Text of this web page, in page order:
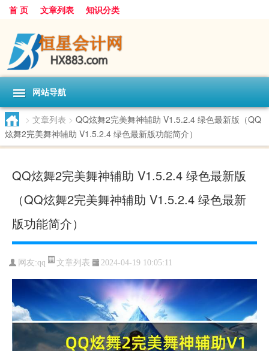
首 页 文章列表 知识分类
网站导航
> 文章列表 > QQ炫舞2完美舞神辅助 V1.5.2.4 绿色最新版（QQ
炫舞2完美舞神辅助 V1.5.2.4 绿色最新版功能简介）
QQ炫舞2完美舞神辅助 V1.5.2.4 绿色最新版
（QQ炫舞2完美舞神辅助 V1.5.2.4 绿色最新
版功能简介）
网友:qq 文章列表 2024-04-19 10:05:11